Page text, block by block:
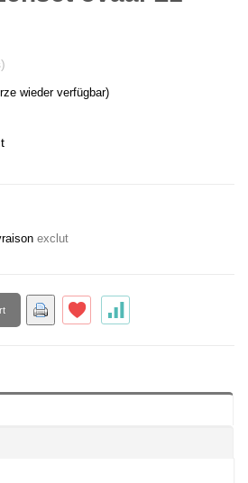
wieder verfügbar)
exclut